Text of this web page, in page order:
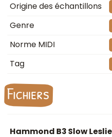
Origine des échantillons
Genre
Norme MIDI
Tag
Fichiers
Hammond B3 Slow